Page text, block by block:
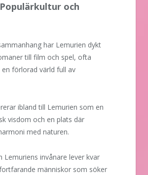
och
har Lemurien dykt
till film och spel, ofta
förlorad värld full av
ibland till Lemurien som en
visdom och en plats där
med naturen.
Lemuriens invånare lever kvar
människor som söker